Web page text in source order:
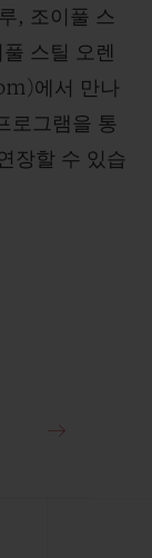
, 조이풀 스
스틸 오렌
에서 만나
로그램을 통
장할 수 있습